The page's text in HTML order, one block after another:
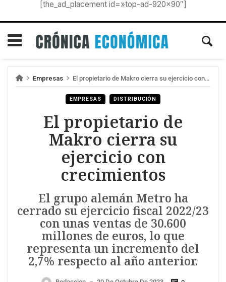
[the_ad_placement id=»top-ad-920×90″]
Empresas El propietario de Makro cierra su ejercicio con crecimientos
EMPRESAS DISTRIBUCIÓN
El propietario de
Makro cierra su
ejercicio con
crecimientos
El grupo alemán Metro ha
cerrado su ejercicio fiscal 2022/23
con unas ventas de 30.600
millones de euros, lo que
representa un incremento del
2,7% respecto al año anterior.